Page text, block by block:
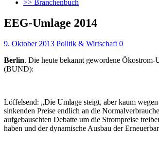
>> Branchenbuch
EEG-Umlage 2014
9. Oktober 2013 Politik & Wirtschaft 0
Berlin. Die heute bekannt gewordene
(BUND):
Löffelsend: „Die Umlage steigt, aber kaum
sinkenden Preise endlich an die
aufgebauschten Debatte um die Strompreise
haben und der dynamische Ausbau der